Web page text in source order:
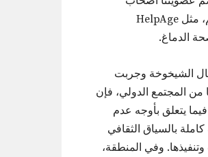
المصلحة الرئيسيين غير الأكاديميين المهتمين برفاهية كبار السن في المنطقة والعالم، مثل HelpAge
الشيخوخة وجربت
المجتمع الدولي، فإن
يتعلق بأوجه عدم
بالسياق الثقافي
وفي المنطقة،